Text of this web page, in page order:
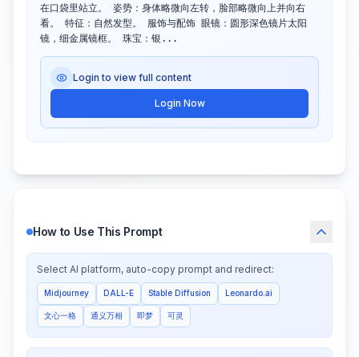
在口袋里站立。 姿势：身体略微向左转，脸部略微向上并向右
看。 特征：自然发型。 服饰与配饰 眼镜：圆形深色镜片太阳
镜，细金属镜框。 珠宝：银...
Login to view full content
Login Now
How to Use This Prompt
Select AI platform, auto-copy prompt and redirect:
Midjourney DALL-E Stable Diffusion Leonardo.ai
文心一格 通义万相 即梦 可灵